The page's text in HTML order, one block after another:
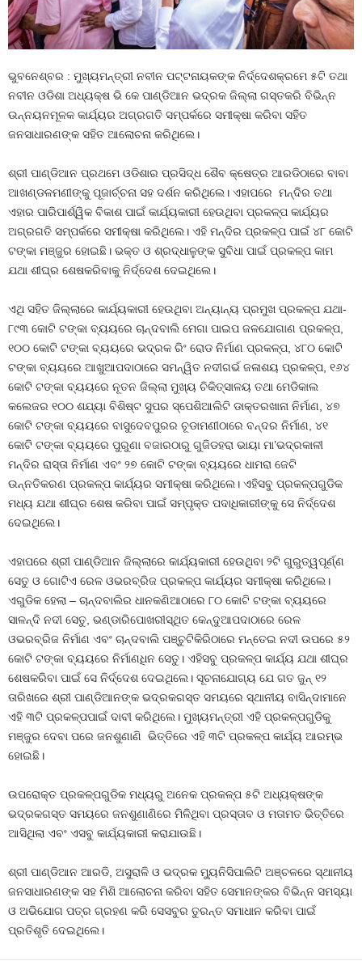
ଭୁବନେଶ୍ବର : ମୁଖ୍ୟମନ୍ତ୍ରୀ ନବୀନ ପଟ୍ଟନାୟକଙ୍କ ନିର୍ଦ୍ଦେଶକ୍ରମେ ୫ଟି ତଥା
ନବୀନ ଓଡିଶା ଅଧ୍ୟକ୍ଷ ଭି କେ ପାଣ୍ଡିଆନ ଭଦ୍ରକ ଜିଲ୍ଲା ଗସ୍ତକରି ବିଭିନ୍ନ
ଉନ୍ନୟନମୂଳକ କାର୍ଯ୍ୟର ଅଗ୍ରଗତି ସମ୍ପର୍କରେ ସମୀକ୍ଷା କରିବା ସହିତ
ଜନସାଧାରଣଙ୍କ ସହିତ ଆଲୋଚନା କରିଥିଲେ।
ଶ୍ରୀ ପାଣ୍ଡିଆନ ପ୍ରଥମେ ଓଡିଶାର ପ୍ରସିଦ୍ଧ ଶୈବ କ୍ଷେତ୍ର ଆରଡିଠାରେ ବାବା
ଆଖଣ୍ଡଳମଣୀଙ୍କୁ ପୂଜାର୍ଚ୍ଚନା ସହ ଦର୍ଶନ କରିଥିଲେ। ଏହାପରେ ମନ୍ଦିର ତଥା
ଏହାର ପାରିପାର୍ଶ୍ୱିକ ବିକାଶ ପାଇଁ କାର୍ଯ୍ୟକାରୀ ହେଉଥିବା ପ୍ରକଳ୍ପ କାର୍ଯ୍ୟର
ଅଗ୍ରଗତି ସମ୍ପର୍କରେ ସମୀକ୍ଷା କରିଥିଲେ। ଏହି ମନ୍ଦିର ପ୍ରକଳ୍ପ ପାଇଁ ୪୮ କୋଟି
ଟଙ୍କା ମଞ୍ଜୁର ହୋଇଛି। ଭକ୍ତ ଓ ଶ୍ରଦ୍ଧାଳୁଙ୍କ ସୁବିଧା ପାଇଁ ପ୍ରକଳ୍ପ କାମ
ଯଥା ଶୀଘ୍ର ଶେଷକରିବାକୁ ନିର୍ଦ୍ଦେଶ ଦେଇଥିଲେ।
ଏଥି ସହିତ ଜିଲ୍ଲାରେ କାର୍ଯ୍ୟକାରୀ ହେଉଥିବା ଅନ୍ୟାନ୍ୟ ପ୍ରମୁଖ ପ୍ରକଳ୍ପ ଯଥା-
୮୯୩ କୋଟି ଟଙ୍କା ବ୍ୟୟରେ ଚାନ୍ଦବାଲି ମେଗା ପାଇପ ଜଳଯୋଗାଣ ପ୍ରକଳ୍ପ,
୧୦୦ କୋଟି ଟଙ୍କା ବ୍ୟୟରେ ଭଦ୍ରକ ରିଂ ରୋଡ ନିର୍ମାଣ ପ୍ରକଳ୍ପ, ୪୮୦ କୋଟି
ଟଙ୍କା ବ୍ୟୟରେ ଆଖୁଆପଦାଠାରେ ସମନ୍ୱିତ ନଦୀଗର୍ଭ ଜଳାଶୟ ପ୍ରକଳ୍ପ, ୧୬୪
କୋଟି ଟଙ୍କା ବ୍ୟୟରେ ନୂତନ ଜିଲ୍ଲା ମୁଖ୍ୟ ଚିକିତ୍ସାଳୟ ତଥା ମେଡିକାଲ
କଲେଜର ୧୦୦ ଶଯ୍ୟା ବିଶିଷ୍ଟ ସୁପର ସ୍ପେଶିଆଲିଟି ଡାକ୍ତରଖାନା ନିର୍ମାଣ, ୪୭
କୋଟି ଟଙ୍କା ବ୍ୟୟରେ ବାସୁଦେବପୁରର ଚୂଡାମଣୀଠାରେ ବନ୍ଦର ନିର୍ମାଣ, ୪୧
କୋଟି ଟଙ୍କା ବ୍ୟୟରେ ପୁରୁଣା ବଜାରଠାରୁ ଗୁଜିଡହରା ଭାୟା ମା’ଭଦ୍ରକାଳୀ
ମନ୍ଦିର ରାସ୍ତା ନିର୍ମାଣ ଏବଂ ୨୭ କୋଟି ଟଙ୍କା ବ୍ୟୟରେ ଧାମରା ଜେଟି
ଉନ୍ନତିକରଣ ପ୍ରକଳ୍ପ କାର୍ଯ୍ୟର ସମୀକ୍ଷା କରିଥିଲେ। ଏହିସବୁ ପ୍ରକଳ୍ପଗୁଡିକ
ମଧ୍ୟ ଯଥା ଶୀଘ୍ର ଶେଷ କରିବା ପାଇଁ ସମ୍ପୃକ୍ତ ପଦାଧିକାରୀଙ୍କୁ ସେ ନିର୍ଦ୍ଦେଶ
ଦେଇଥିଲେ।
ଏହାପରେ ଶ୍ରୀ ପାଣ୍ଡିଆନ ଜିଲ୍ଲାରେ କାର୍ଯ୍ୟକାରୀ ହେଉଥିବା ୨ଟି ଗୁରୁତ୍ୱପୂର୍ଣ୍ଣ
ସେତୁ ଓ ଗୋଟିଏ ରେଳ ଓଭରବ୍ରିଜ ପ୍ରକଳ୍ପ କାର୍ଯ୍ୟର ସମୀକ୍ଷା କରିଥିଲେ।
ଏଗୁଡିକ ହେଲା – ଚାନ୍ଦବାଲିର ଧାନକଣିଆଠାରେ ୮୦ କୋଟି ଟଙ୍କା ବ୍ୟୟରେ
ସାଳନ୍ଦି ନଦୀ ସେତୁ, ଭଣ୍ଡାରିପୋଖରୀସ୍ଥିତ କେନ୍ଦୁଆପଦାଠାରେ ରେଳ
ଓଭରବ୍ରିଜ ନିର୍ମାଣ ଏବଂ ଚାନ୍ଦବାଲି ପଞ୍ଚୁଟିକିରିଠାରେ ମନ୍ତେଇ ନଦୀ ଉପରେ ୫୨
କୋଟି ଟଙ୍କା ବ୍ୟୟରେ ନିର୍ମାଣଧିନ ସେତୁ। ଏହିସବୁ ପ୍ରକଳ୍ପ କାର୍ଯ୍ୟ ଯଥା ଶୀଘ୍ର
ଶେଷକରିବା ପାଇଁ ସେ ନିର୍ଦ୍ଦେଶ ଦେଇଥିଲେ। ସୂଚନାଯୋଗ୍ୟ ଯେ ଗତ ଜୁନ୍‌ ୧୨
ତାରିଖରେ ଶ୍ରୀ ପାଣ୍ଡିଆନଙ୍କ ଭଦ୍ରକଗସ୍ତ ସମୟରେ ସ୍ଥାନୀୟ ବାସିନ୍ଦାମାନେ
ଏହି ୩ଟି ପ୍ରକଳ୍ପପାଇଁ ଦାବୀ କରିଥିଲେ। ମୁଖ୍ୟମନ୍ତ୍ରୀ ଏହି ପ୍ରକଳ୍ପଗୁଡିକୁ
ମଞ୍ଜୁର ଦେବା ପରେ ଜନଶୁଣାଣି ଭିତ୍ତିରେ ଏହି ୩ଟି ପ୍ରକଳ୍ପ କାର୍ଯ୍ୟ ଆରମ୍ଭ
ହୋଇଛି।
ଉପରୋକ୍ତ ପ୍ରକଳ୍ପଗୁଡିକ ମଧ୍ୟରୁ ଅନେକ ପ୍ରକଳ୍ପ ୫ଟି ଅଧ୍ୟକ୍ଷଙ୍କ
ଭଦ୍ରକଗସ୍ତ ସମୟରେ ଜନଶୁଣାଣିରେ ମିଳିଥିବା ପ୍ରସ୍ତାବ ଓ ମତାମତ ଭିତ୍ତିରେ
ଆସିଥିଲା ଏବଂ ଏସବୁ କାର୍ଯ୍ୟକାରୀ କରାଯାଉଛି।
ଶ୍ରୀ ପାଣ୍ଡିଆନ ଆରଡି, ଅସୁରାଳି ଓ ଭଦ୍ରକ ମ୍ୟୁନିସିପାଲିଟି ଅଞ୍ଚଳରେ ସ୍ଥାନୀୟ
ଜନସାଧାରଣଙ୍କ ସହ ମିଶି ଆଲୋଚନା କରିବା ସହିତ ସେମାନଙ୍କର ବିଭିନ୍ନ ସମସ୍ୟା
ଓ ଅଭିଯୋଗ ପତ୍ର ଗ୍ରହଣ କରି ସେସବୁର ତୁରନ୍ତ ସମାଧାନ କରିବା ପାଇଁ
ପ୍ରତିଶୃତି ଦେଇଥିଲେ।